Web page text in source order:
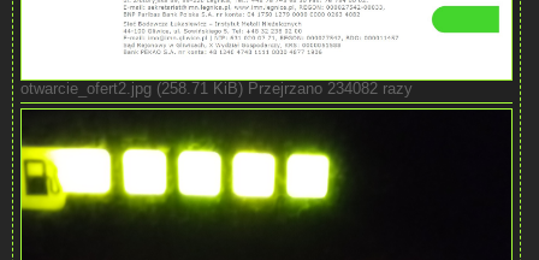
otwarcie_ofert2.jpg (258.71 KiB) Przejrzano 234082 razy